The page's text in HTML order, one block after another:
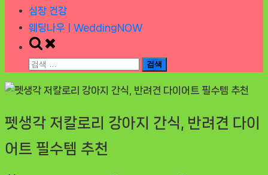
심장 건강
웨딩나우ㅣWeddingNOW
Toggle
search
검
펫생각 저칼로리 강아지 간식, 반려견 다이
어트 필수템 추천